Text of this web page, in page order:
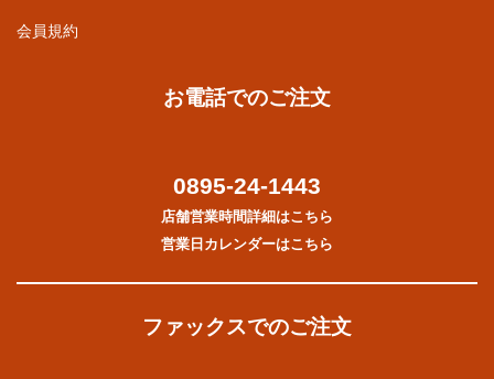
会員規約
お電話でのご注文
0895-24-1443
店舗営業時間詳細はこちら
営業日カレンダーはこちら
ファックスでのご注文